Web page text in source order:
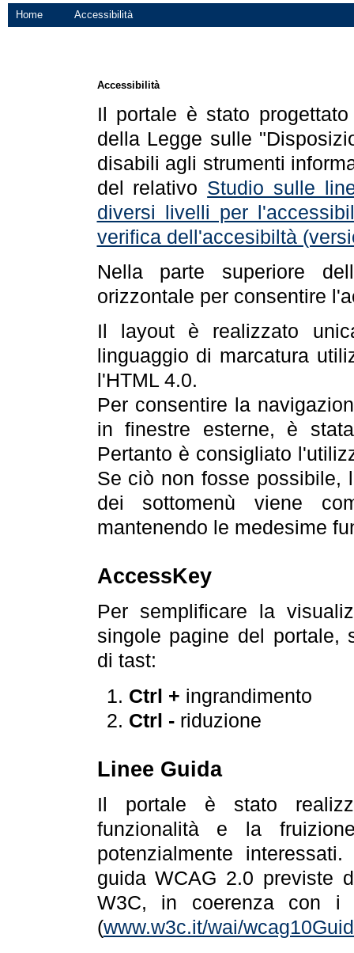
Home Accessibilità
Accessibilità
Il portale è stato
della Legge sulle
disabili agli strumenti
del relativo Studio sulle
diversi livelli per
verifica dell'accesibiltà
Nella parte superiore
orizzontale per consentire
Il layout è realizzato
linguaggio di marcatura
l'HTML 4.0.
Per consentire la
in finestre esterne, è
Pertanto è consigliato
Se ciò non fosse possibile,
dei sottomenù viene
mantenendo le medesime
AccessKey
Per semplificare la
singole pagine del portale,
di tast:
Ctrl + ingrandimento
Ctrl -riduzione
Linee Guida
Il portale è stato
funzionalità e la
potenzialmente
guida WCAG 2.0 previste
W3C, in coerenza con i
(www.w3c.it/wai/